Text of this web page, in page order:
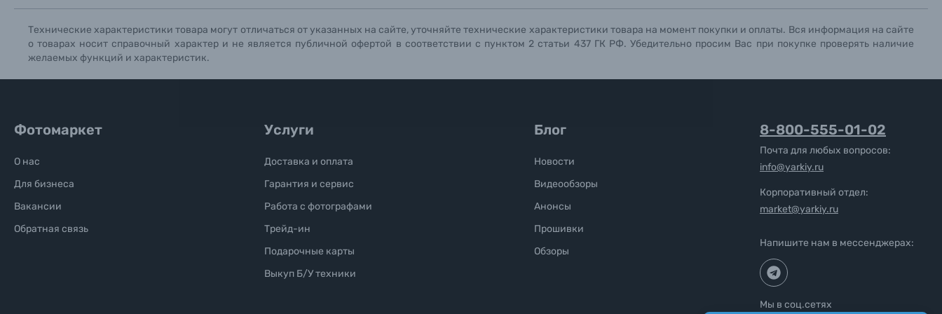
Б/У фототехника (Комиссионные товары)
Технические характеристики товара могут отличаться от указанных на сайте, уточняйте технические характеристики товара на момент покупки и оплаты. Вся информация на сайте
о товарах носит справочный характер и не является публичной офертой в соответствии с пунктом 2 статьи 437 ГК РФ. Убедительно просим Вас при покупке проверять наличие
желаемых функций и характеристик.
Фотомаркет
О нас
Для бизнеса
Вакансии
Обратная связь
Услуги
Доставка и оплата
Гарантия и сервис
Работа с фотографами
Трейд-ин
Подарочные карты
Выкуп Б/У техники
Блог
Новости
Видеообзоры
Анонсы
Прошивки
Обзоры
8-800-555-01-02
Почта для любых вопросов:
info@yarkiy.ru
Корпоративный отдел:
market@yarkiy.ru
Напишите нам в мессенджерах:
Мы в соц.сетях